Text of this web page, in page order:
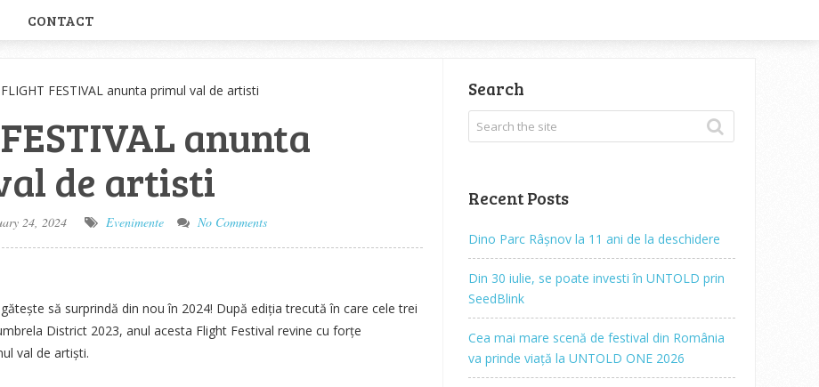
CONTACT
FESTIVAL anunta primul val de artisti
anunta
de artisti
24, 2024 Evenimente No Comments
să surprindă din nou în 2024! După ediția trecută în care cele trei
District 2023, anul acesta Flight Festival revine cu forțe
val de artiști.
Search
Recent Posts
Dino Parc Râșnov la 11 ani de la deschidere
Din 30 iulie, se poate investi în UNTOLD prin
SeedBlink
Cea mai mare scenă de festival din România
va prinde viață la UNTOLD ONE 2026